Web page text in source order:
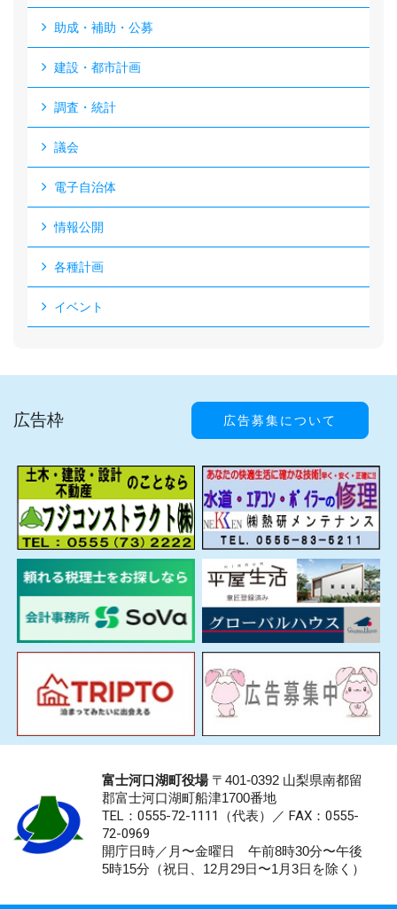
助成・補助・公募
建設・都市計画
調査・統計
議会
電子自治体
情報公開
各種計画
イベント
広告枠 広告募集について
富士河口湖町役場〒401-0392 山梨県南都留
郡富士河口湖町船津1700番地
TEL：0555-72-1111 （代表）／ FAX：0555-
72-0969
開庁日時／月〜金曜日 午前8時30分〜午後
5時15分（祝日、12月29日〜1月3日を除く）